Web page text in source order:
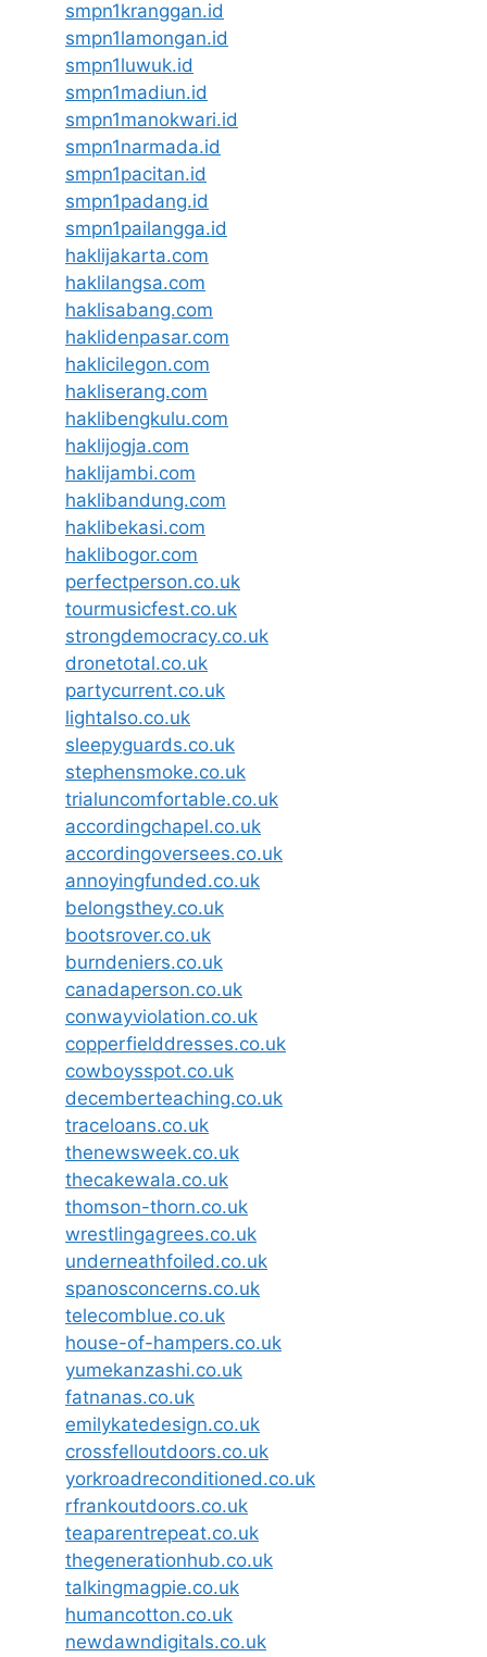
smpn1kranggan.id
smpn1lamongan.id
smpn1luwuk.id
smpn1madiun.id
smpn1manokwari.id
smpn1narmada.id
smpn1pacitan.id
smpn1padang.id
smpn1pailangga.id
haklijakarta.com
haklilangsa.com
haklisabang.com
haklidenpasar.com
haklicilegon.com
hakliserang.com
haklibengkulu.com
haklijogja.com
haklijambi.com
haklibandung.com
haklibekasi.com
haklibogor.com
perfectperson.co.uk
tourmusicfest.co.uk
strongdemocracy.co.uk
dronetotal.co.uk
partycurrent.co.uk
lightalso.co.uk
sleepyguards.co.uk
stephensmoke.co.uk
trialuncomfortable.co.uk
accordingchapel.co.uk
accordingoversees.co.uk
annoyingfunded.co.uk
belongsthey.co.uk
bootsrover.co.uk
burndeniers.co.uk
canadaperson.co.uk
conwayviolation.co.uk
copperfielddresses.co.uk
cowboysspot.co.uk
decemberteaching.co.uk
traceloans.co.uk
thenewsweek.co.uk
thecakewala.co.uk
thomson-thorn.co.uk
wrestlingagrees.co.uk
underneathfoiled.co.uk
spanosconcerns.co.uk
telecomblue.co.uk
house-of-hampers.co.uk
yumekanzashi.co.uk
fatnanas.co.uk
emilykatedesign.co.uk
crossfelloutdoors.co.uk
yorkroadreconditioned.co.uk
rfrankoutdoors.co.uk
teaparentrepeat.co.uk
thegenerationhub.co.uk
talkingmagpie.co.uk
humancotton.co.uk
newdawndigitals.co.uk